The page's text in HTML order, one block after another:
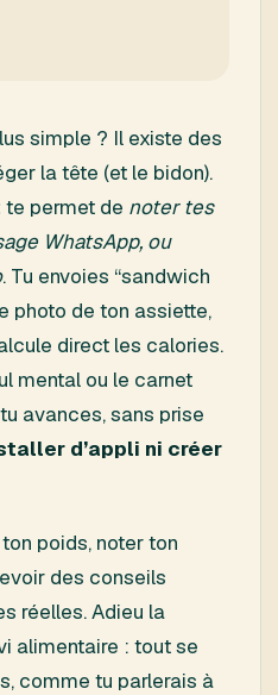
simple ? Il existe des
la tête (et le bidon).
te permet de noter tes
WhatsApp, ou
. Tu envoies “sandwich
photo de ton assiette,
direct les calories.
mental ou le carnet
avances, sans prise
d’appli ni créer
poids, noter ton
des conseils
réelles. Adieu la
alimentaire : tout se
comme tu parlerais à